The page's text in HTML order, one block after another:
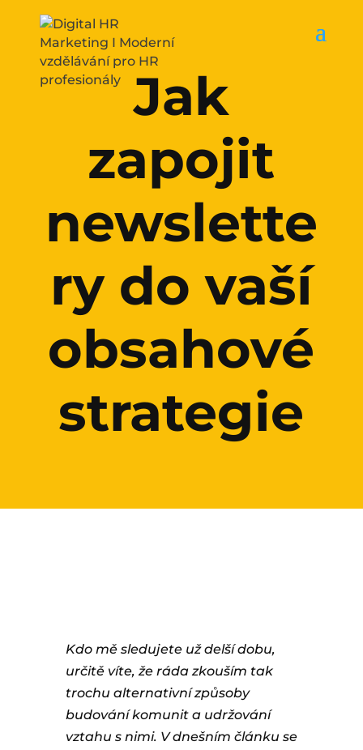
Jak
zapojit
newslette
ry do vaší
obsahové
strategie
Kdo mě sledujete už delší dobu,
určitě víte, že ráda zkouším tak
trochu alternativní způsoby
budování komunit a udržování
vztahu s nimi. V dnešním článku se